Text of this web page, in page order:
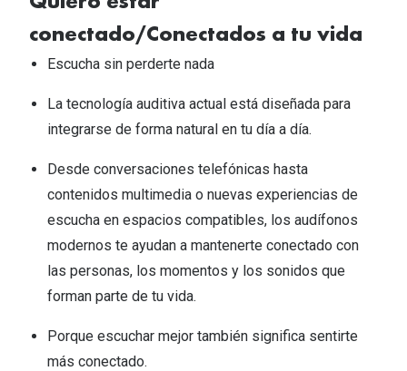
conectado/Conectados a tu vida ​
Escucha sin perderte nada​
La tecnología auditiva actual está diseñada para
integrarse de forma natural en tu día a día.​
Desde conversaciones telefónicas hasta
contenidos multimedia o nuevas experiencias de
escucha en espacios compatibles, los audífonos
modernos te ayudan a mantenerte conectado con
las personas, los momentos y los sonidos que
forman parte de tu vida.​
Porque escuchar mejor también significa sentirte
más conectado.​